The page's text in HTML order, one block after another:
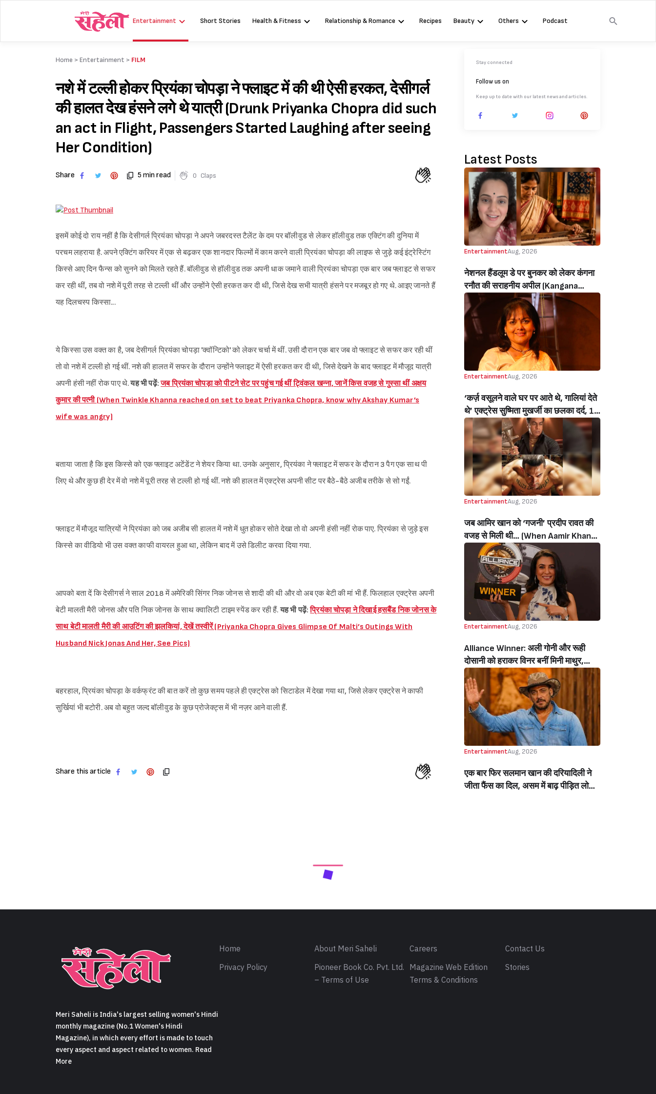
Entertainment Short Stories Health & Fitness Relationship & Romance Recipes Beauty Others Podcast
Home > Entertainment > FILM
नशे में टल्ली होकर प्रियंका चोपड़ा ने फ्लाइट में की थी ऐसी हरकत, देसीगर्ल
की हालत देख हंसने लगे थे यात्री (Drunk Priyanka Chopra did such
an act in Flight, Passengers Started Laughing after seeing
Her Condition)
Share 5 min read 0 Claps
इसमें कोई दो राय नहीं है कि देसीगर्ल प्रियंका चोपड़ा ने अपने जबरदस्त टैलेंट के दम पर बॉलीवुड से लेकर हॉलीवुड तक एक्टिंग की दुनिया में
परचम लहराया है. अपने एक्टिंग करियर में एक से बढ़कर एक शानदार फिल्मों में काम करने वाली प्रियंका चोपड़ा की लाइफ से जुड़े कई इंट्रेस्टिंग
किस्से आए दिन फैन्स को सुनने को मिलते रहते हैं. बॉलीवुड से हॉलीवुड तक अपनी धाक जमाने वाली प्रियंका चोपड़ा एक बार जब फ्लाइट से सफर
कर रही थीं, तब वो नशे में पूरी तरह से टल्ली थीं और उन्होंने ऐसी हरकत कर दी थी, जिसे देख सभी यात्री हंसने पर मजबूर हो गए थे. आइए जानते हैं
यह दिलचस्प किस्सा...
ये किस्सा उस वक्त का है, जब देसीगर्ल प्रियंका चोपड़ा 'क्वॉन्टिको' को लेकर चर्चा में थीं. उसी दौरान एक बार जब वो फ्लाइट से सफर कर रही थीं
तो वो नशे में टल्ली हो गई थीं. नशे की हालत में सफर के दौरान उन्होंने फ्लाइट में ऐसी हरकत कर दी थी, जिसे देखने के बाद फ्लाइट में मौजूद यात्री
अपनी हंसी नहीं रोक पाए थे.यह भी पढ़ें:जब प्रियंका चोपड़ा को पीटने सेट पर पहुंच गई थीं ट्विंकल खन्ना, जानें किस वजह से गुस्सा थीं अक्षय
कुमार की पत्नी (When Twinkle Khanna reached on set to beat Priyanka Chopra, know why Akshay Kumar’s
wife was angry)
बताया जाता है कि इस किस्से को एक फ्लाइट अटेंडेंट ने शेयर किया था. उनके अनुसार, प्रियंका ने फ्लाइट में सफर के दौरान 3 पैग एक साथ पी
लिए थे और कुछ ही देर में वो नशे में पूरी तरह से टल्ली हो गई थीं. नशे की हालत में एक्ट्रेस अपनी सीट पर बैठे-बैठे अजीब तरीके से सो गईं.
फ्लाइट में मौजूद यात्रियों ने प्रियंका को जब अजीब सी हालत में नशे में धुत होकर सोते देखा तो वो अपनी हंसी नहीं रोक पाए. प्रियंका से जुड़े इस
किस्से का वीडियो भी उस वक्त काफी वायरल हुआ था, लेकिन बाद में उसे डिलीट करवा दिया गया.
आपको बता दें कि देसीगर्स ने साल 2018 में अमेरिकी सिंगर निक जोनस से शादी की थी और वो अब एक बेटी की मां भी हैं. फिलहाल एक्ट्रेस अपनी
बेटी मालती मैरी जोनस और पति निक जोनस के साथ क्वालिटी टाइम स्पेंड कर रही हैं.यह भी पढ़ें:प्रियंका चोपड़ा ने दिखाई हसबैंड निक जोनस के
साथ बेटी मालती मैरी की आउटिंग की झलकियां, देखें तस्वीरें (Priyanka Chopra Gives Glimpse Of Malti’s Outings With
Husband Nick Jonas And Her, See Pics)
बहरहाल, प्रियंका चोपड़ा के वर्कफ्रंट की बात करें तो कुछ समय पहले ही एक्ट्रेस को सिटाडेल में देखा गया था, जिसे लेकर एक्ट्रेस ने काफी
सुर्खियां भी बटोरी. अब वो बहुत जल्द बॉलीवुड के कुछ प्रोजेक्ट्स में भी नज़र आने वाली हैं.
Share this article
Stay connected
Follow us on
Keep up to date with our latest news and articles.
Latest Posts
EntertainmentAug, 2026
नेशनल हैंडलूम डे पर बुनकर को लेकर कंगना
रनौत की सराहनीय अपील (Kangana
Ranaut’s Commendable Appeal
Regarding Weavers On National
Handloom Day)
EntertainmentAug, 2026
‘कर्ज़ वसूलने वाले घर पर आते थे, गालियां देते
थे’ एक्ट्रेस सुष्मिता मुखर्जी का छलका दर्द, 1
करोड़ का कर्ज उतारने के लिए करनी पड़ी थी
C ग्रेड फिल्में, बोलीं- ‘मैंने अपनी आत्मा बेच दी
थी’ (‘I Sold My Soul’ Actress
Sushmita Mukherjee Recalls Doing
C-Grade Films To Pay Loan)
EntertainmentAug, 2026
जब आमिर खान को ‘गजनी’ प्रदीप रावत की
वजह से मिली थी… (When Aamir Khan
Got ‘Ghajini’ Because Of Pradeep
Rawat)
EntertainmentAug, 2026
Alliance Winner: अली गोनी और रूही
दोसानी को हराकर विनर बनीं मिनी माथुर,
इनाम में मिले 50 लाख रुपये और चमचमाती ही
ट्रॉफी (Mini Mathur Lifts Trophy
Beats Aly Goni And Ruhee Dosani)
EntertainmentAug, 2026
एक बार फिर सलमान खान की दरियादिली ने
जीता फैंस का दिल, असम में बाढ़ पीड़ित लोगों
Meri Saheli is India's largest selling women's Hindi
monthly magazine (No.1 Women's Hindi
Magazine), in which every effort is made to touch
every aspect and aspect related to women. Read
More
Home About Meri Saheli Careers
Contact Us
Privacy Policy
Pioneer Book Co. Pvt. Ltd.
– Terms of Use
Magazine Web Edition
Terms & Conditions
Stories